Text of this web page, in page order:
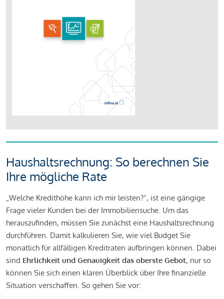
Haushaltsrechnung: So berechnen Sie
Ihre mögliche Rate
„Welche Kredithöhe kann ich mir leisten?“, ist eine gängige
Frage vieler Kunden bei der Immobiliensuche. Um das
herauszufinden, müssen Sie zunächst eine Haushaltsrechnung
durchführen. Damit kalkulieren Sie, wie viel Budget Sie
monatlich für allfälligen Kreditraten aufbringen können. Dabei
sind Ehrlichkeit und Genauigkeit das oberste Gebot, nur so
können Sie sich einen klaren Überblick über Ihre finanzielle
Situation verschaffen. So gehen Sie vor: